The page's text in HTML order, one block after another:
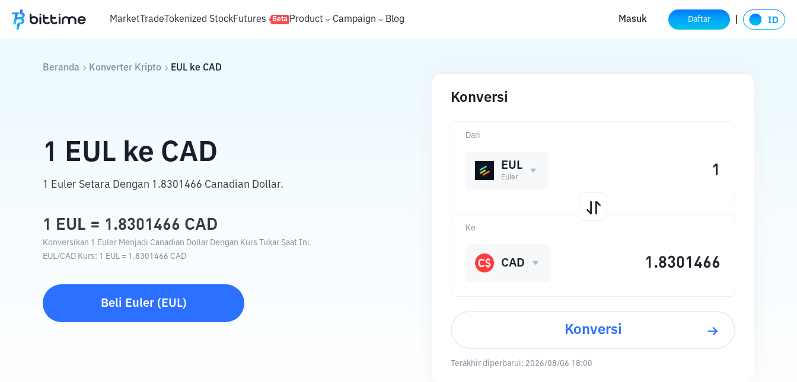
MarketTradeTokenized StockFutures Beta Product Campaign Blog Masuk Daftar
Beranda Konverter Kripto EUL ke CAD
1 EUL ke CAD
1 Euler Setara Dengan 1.8301466 Canadian Dollar.
1 EUL = 1.8301466 CAD
Konversikan 1 Euler Menjadi Canadian Dollar Dengan Kurs Tukar Saat Ini.
EUL/CAD Kurs: 1 EUL = 1.8301466 CAD
Beli Euler( EUL)
Konversi
Dari
EUL
Euler
Ke
CAD
Konversi
Terakhir diperbarui: 2026/08/06 18:00